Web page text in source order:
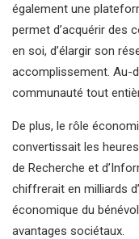
également une
permet d’acquérir des
en soi, d’élargir son
accomplissement. Au-
communauté tout
De plus, le rôle
convertissait les
de Recherche et
chiffrerait en milliards
économique du
avantages sociétaux.